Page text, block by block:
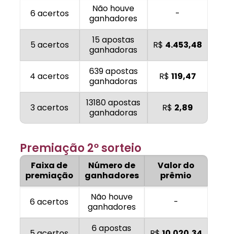
6 acertos
Não houve
ganhadores
-
5 acertos
15 apostas
ganhadoras
R$ 4.453,48
4 acertos
639 apostas
ganhadoras
R$ 119,47
3 acertos
13180 apostas
ganhadoras
R$ 2,89
Premiação 2º sorteio
Faixa de
premiação
Número de
ganhadores
Valor do
prêmio
6 acertos
Não houve
ganhadores
-
6 apostas